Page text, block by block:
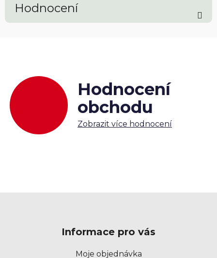
Hodnocení
Hodnocení
obchodu
Zobrazit více hodnocení
Informace pro vás
Moje objednávka